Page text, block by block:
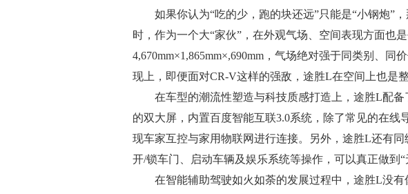
如果你认为“吃的少，跑的块还远”只能是“小钢炮”，
时，作为一个大“家伙”，在外观气场、空间表现方面也
4,670mm×1,865mm×,690mm，气场绝对强于同类别、同
现上，即便面对CR-V这样的强敌，途胜L在空间上也是
在车型的潮流性塑造与科技质感打造上，途胜L配备
的双大屏，内置百度智能互联3.0系统，除了常见的在
现车家互控与家用物联网进行连接。另外，途胜L还有
开/锁车门、启动车辆及娱乐系统等操作，可以真正做到“
在智能辅助驾驶如火如荼的发展过程中，途胜L没有